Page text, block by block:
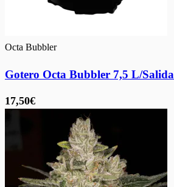
Octa Bubbler
Gotero Octa Bubbler 7,5 L/Salida
17,50€